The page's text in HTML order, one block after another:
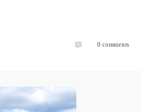
0 comments